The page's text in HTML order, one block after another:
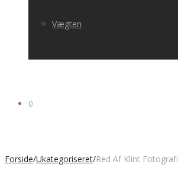
Vægten
0
Forside/Ukategoriseret/Red Af Klint Fotografi